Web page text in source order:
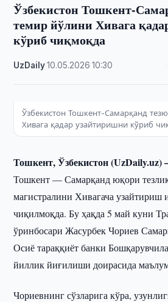
Ўзбекистон Тошкент-
темир йўлини Хивага
кўриб чиқмоқда
UzDaily·10.05.2026 ·10:30
Ўзбекистон Тошкент-Самарқанд
Хивага қадар узайтиришни кўриб
Тошкент, Ўзбекистон
Тошкент — Самарқанд юқори
магистралини Хивагача узайтириш
чиқилмоқда. Бу ҳақда 5 май куни
ўринбосари Жасурбек Чориев
Осиё тараққиёт банки
йиллик йиғилиши доирасида
Чориевнинг сўзларига кўра,